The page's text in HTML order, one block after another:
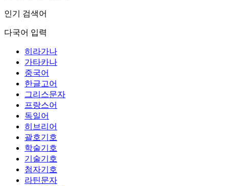
인기 검색어
다국어 입력
히라가나
가타카나
중국어
한글고어
그리스문자
프랑스어
독일어
히브리어
괄호기호
학술기호
기술기호
첨자기호
라틴문자